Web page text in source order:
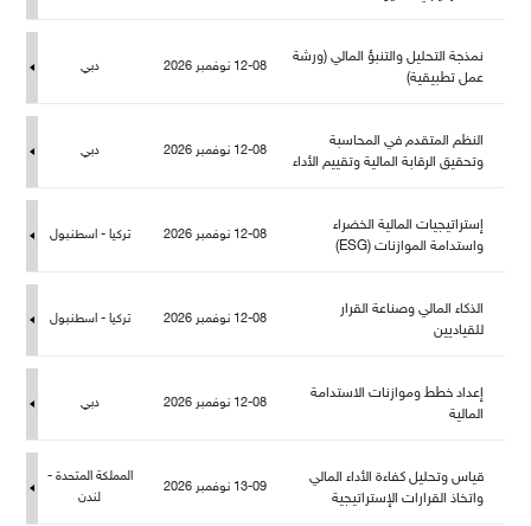
نمذجة التحليل والتنبؤ المالي (ورشة
عمل تطبيقية)
12-08 نوفمبر 2026 دبي
النظم المتقدم في المحاسبة
وتحقيق الرقابة المالية وتقييم الأداء
12-08 نوفمبر 2026 دبي
إستراتيجيات المالية الخضراء
واستدامة الموازنات (ESG)
12-08 نوفمبر 2026 تركيا - اسطنبو
الذكاء المالي وصناعة القرار
قياديين
12-08 نوفمبر 2026 تركيا - اسطنبو
إعداد خطط وموازنات الاستدامة
المالية
12-08 نوفمبر 2026 دبي
قياس وتحليل كفاءة الأداء المالي
واتخاذ القرارات الإستراتيجية
13-09 نوفمبر 2026
المملكة المتحدة -
ندن